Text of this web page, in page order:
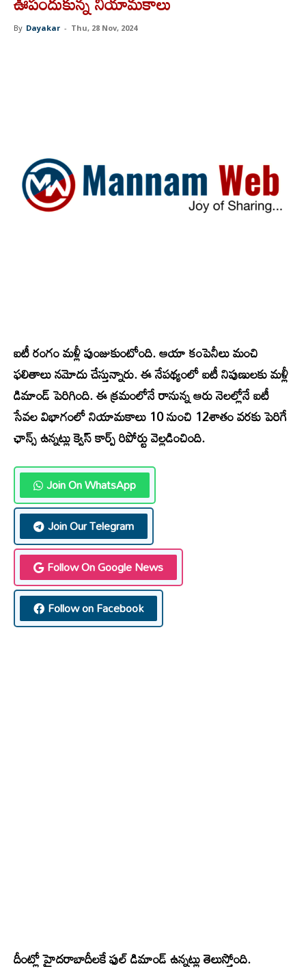
By Dayakar - Thu, 28 Nov, 2024
ఐటీ రంగం మళ్లీ పుంజుకుంటోంది. ఆయా కంపెనీలు మంచి
ఫలితాలు నమోదు చేస్తున్నారు. ఈ నేపథ్యంలో ఐటీ నిపుణులకు మళ్లీ
డిమాండ్ పెరిగింది. ఈ క్రమంలోనే రానున్న ఆరు నెలల్లోనే ఐటీ
సేవల విభాగంలో నియామకాలు 10 నుంచి 12శాతం వరకు పెరిగే
ఛాన్స్ ఉన్నట్లు క్వెస్ కార్ప్ రిపోర్టు వెల్లడించింది.
Join On WhatsApp
Join Our Telegram
Follow On Google News
Follow on Facebook
దీంట్లో హైదరాబాదీలకే ఫుల్ డిమాండ్ ఉన్నట్లు తెలుస్తోంది.